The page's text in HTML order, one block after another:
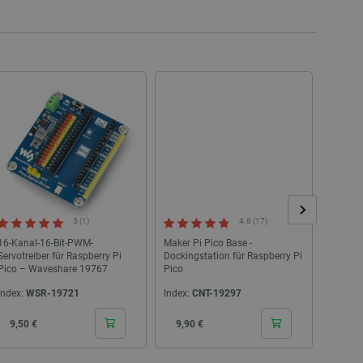
5 (1)
Kanal-16-Bit-PWM-
für Raspberry Pi
Pico – Waveshare 19767
Index: WSR-19721
Cena
9,50 €
4.8 (17)
Maker Pi Pico Base -
Dockingstation für Raspberry Pi
Pico
Index: CNT-19297
Cena
9,90 €
des Nutzers zur
zu speichern und die
zu gewährleisten, um
von Cookies zu
Beschreibung